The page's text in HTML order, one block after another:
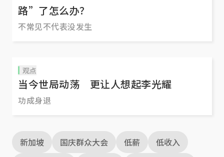
路”了怎么办？
不常见不代表没发生
观点
当今世局动荡 更让人想起李光耀
功成身退
新加坡 国庆群众大会 低薪
低收入